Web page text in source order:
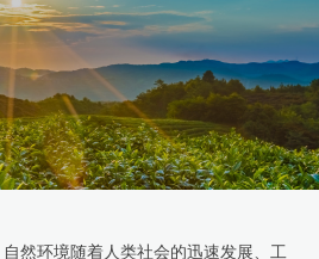
然环境随着人类社会的迅速发展、工